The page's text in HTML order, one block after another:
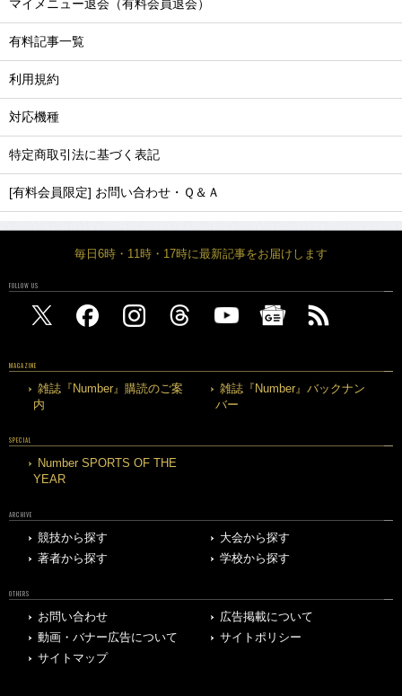
マイメニュー退会（有料会員退会）
有料記事一覧
利用規約
対応機種
特定商取引法に基づく表記
[有料会員限定] お問い合わせ・Ｑ＆Ａ
毎日6時・11時・17時に最新記事をお届けします
FOLLOW US
MAGAZINE
雑誌『Number』購読のご案
内
雑誌『Number』バックナン
バー
SPECIAL
Number SPORTS OF THE
YEAR
ARCHIVE
競技から探す
大会から探す
著者から探す
学校から探す
OTHERS
お問い合わせ
広告掲載について
動画・バナー広告について
サイトポリシー
サイトマップ